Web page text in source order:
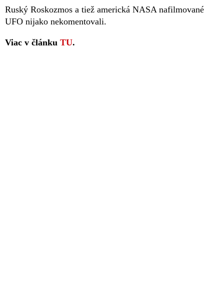
Ruský Roskozmos a tiež americká NASA nafilmované
UFO nijako nekomentovali.
Viac v článku TU.